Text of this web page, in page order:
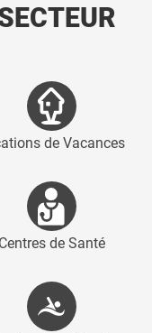
de Vacances
Centres de Santé